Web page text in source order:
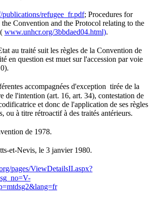
refugee_fr.pdf; Procedures for
Convention and the Protocol relating to the
www.unhcr.org/3bbdaed04.html).
au traité suit les règles de la Convention de
en question est muet sur l'accession par voie
accompagnées d'exception tirée de la
de l'intention (art. 16, art. 34), contestation de
et donc de l'application de ses règles
ou à titre rétroactif à des traités antérieurs.
de 1978.
et-Nevis, le 3 janvier 1980.
pages/ViewDetailsII.aspx?